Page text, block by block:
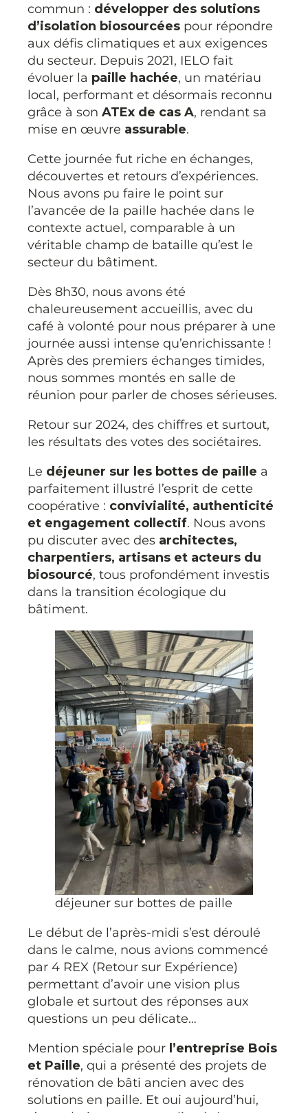
commun : développer des solutions
d’isolation biosourcées pour répondre
aux défis climatiques et aux exigences
du secteur. Depuis 2021, IELO fait
évoluer la paille hachée, un matériau
local, performant et désormais reconnu
grâce à son ATEx de cas A, rendant sa
mise en œuvre assurable.
Cette journée fut riche en échanges,
découvertes et retours d’expériences.
Nous avons pu faire le point sur
l’avancée de la paille hachée dans le
contexte actuel, comparable à un
véritable champ de bataille qu’est le
secteur du bâtiment.
Dès 8h30, nous avons été
chaleureusement accueillis, avec du
café à volonté pour nous préparer à une
journée aussi intense qu’enrichissante !
Après des premiers échanges timides,
nous sommes montés en salle de
réunion pour parler de choses sérieuses.
Retour sur 2024, des chiffres et surtout,
les résultats des votes des sociétaires.
Le déjeuner sur les bottes de paille a
parfaitement illustré l’esprit de cette
coopérative : convivialité, authenticité
et engagement collectif. Nous avons
pu discuter avec des architectes,
charpentiers, artisans et acteurs du
biosourcé, tous profondément investis
dans la transition écologique du
bâtiment.
déjeuner sur bottes de paille
Le début de l’après-midi s’est déroulé
dans le calme, nous avions commencé
par 4 REX (Retour sur Expérience)
permettant d’avoir une vision plus
globale et surtout des réponses aux
questions un peu délicate…
Mention spéciale pour l’entreprise Bois
et Paille, qui a présenté des projets de
rénovation de bâti ancien avec des
solutions en paille. Et oui aujourd’hui,